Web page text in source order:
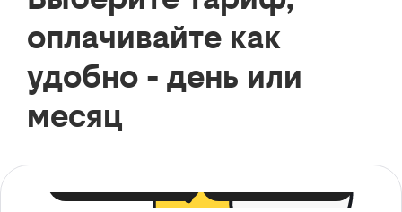
оплачивайте как
удобно - день или
месяц